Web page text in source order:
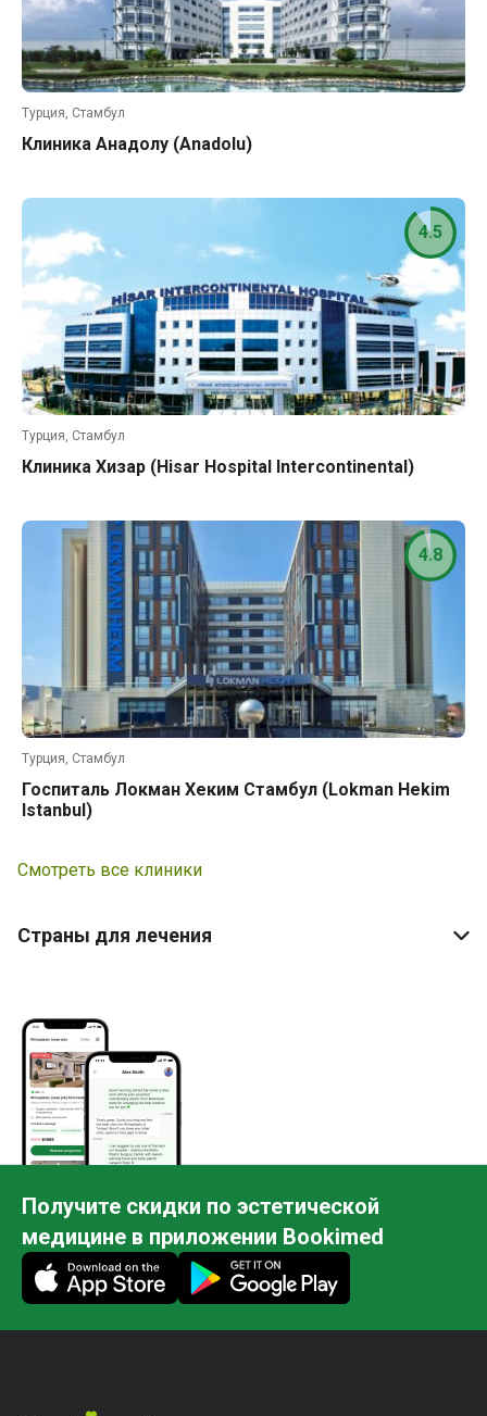
Турция, Стамбул
Клиника Анадолу (Anadolu)
Турция, Стамбул
Клиника Хизар (Hisar Hospital Intercontinental)
4.5
Турция, Стамбул
Госпиталь Локман Хеким Стамбул (Lokman Hekim
Istanbul)
4.8
Смотреть все клиники
Страны для лечения
Получите скидки по эстетической
медицине в приложении Bookimed